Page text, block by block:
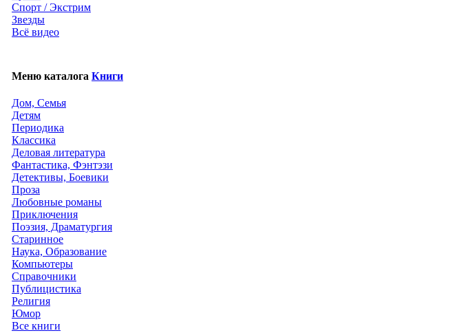
Спорт / Экстрим
Звезды
Всё видео
Меню каталога Книги
Дом, Семья
Детям
Периодика
Классика
Деловая литература
Фантастика, Фэнтэзи
Детективы, Боевики
Проза
Любовные романы
Приключения
Поэзия, Драматургия
Старинное
Наука, Образование
Компьютеры
Справочники
Публицистика
Религия
Юмор
Все книги